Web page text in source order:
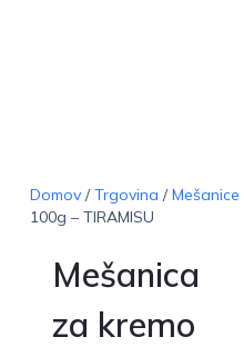
Domov/Trgovina /
100g – TIRAMISU
Mešanica
za kremo